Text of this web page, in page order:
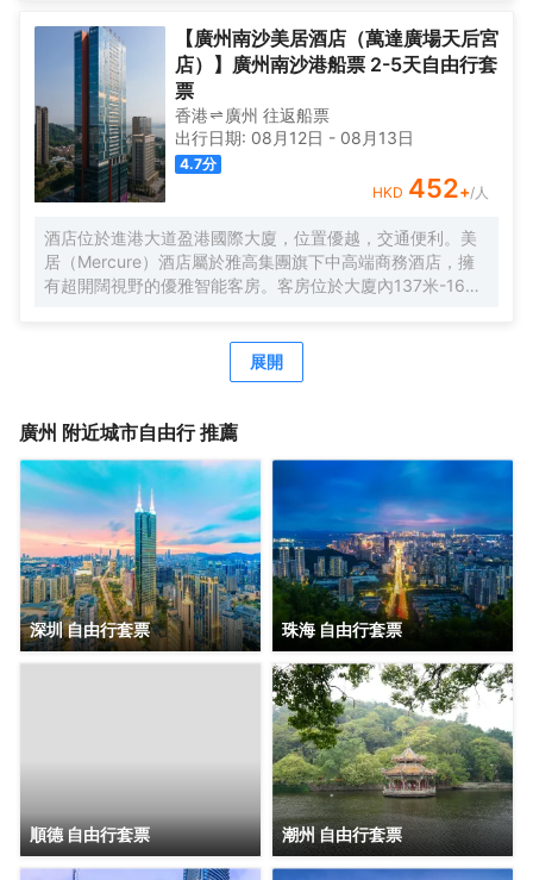
嶺南文化的歸屬感。 客棧共五層，一層為大堂及茶室，二至
五層為客房，寬敞、舒適、風格各異的客房眾多；供賓客休
閒暢談的石奧茶室，主要提供早餐、茶點、飲品、簡餐等服
務；同時亦與中國大陸獲得“五金錨”獎的南沙遊艇會提供宴
會/婚宴/會議、中西式餐飲、遊艇觀光/租賃、帆船租賃/體
驗、遊艇帆船駕證考取等不同種服務功能，打造出一種特色
的休閒度假空間。
【廣州南沙美居酒店（萬達廣場天后宮
店）】廣州南沙港船票 2-5天自由行套
票
香港 廣州 往返船票
出行日期: 08月12日 - 08月13日
4.7分
HKD 452+/人
酒店位於進港大道盈港國際大廈，位置優越，交通便利。美
居（Mercure）酒店屬於雅高集團旗下中高端商務酒店，擁
有超開闊視野的優雅智能客房。客房位於大廈內137米-165
格客房，簡約唯美又精緻典雅，是商務人士出差首善之選。
酒店客房內配有恒温恒壓淋浴、全交換新風系統，高級自動
驗。酒店全體工作人員攜人工智能機器人小美在“Make A
展開
廣州 附近城市自由行 推薦
深圳 自由行套票 珠海 自由行套票
順德 自由行套票 潮州 自由行套票